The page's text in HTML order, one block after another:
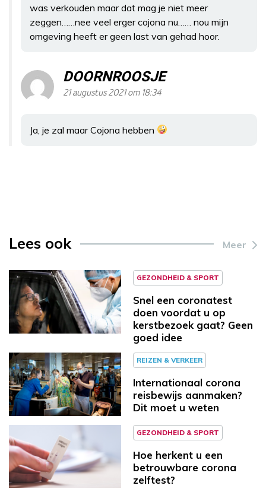
was verkouden maar dat mag je niet meer
zeggen……nee veel erger cojona nu…… nou mijn
omgeving heeft er geen last van gehad hoor.
DOORNROOSJE
21 augustus 2021 om 18:34
Ja, je zal maar Cojona hebben
Lees ook Meer
GEZONDHEID & SPORT
Snel een coronatest
doen voordat u op
kerstbezoek gaat? Geen
goed idee
REIZEN & VERKEER
Internationaal corona
reisbewijs aanmaken?
Dit moet u weten
GEZONDHEID & SPORT
Hoe herkent u een
betrouwbare corona
zelftest?